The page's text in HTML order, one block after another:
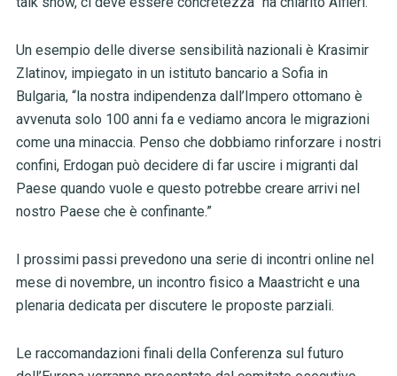
Un esempio delle diverse sensibilità nazionali è Krasimir
Zlatinov, impiegato in un istituto bancario a Sofia in
Bulgaria, “la nostra indipendenza dall’Impero ottomano è
avvenuta solo 100 anni fa e vediamo ancora le migrazioni
come una minaccia. Penso che dobbiamo rinforzare i nostri
confini, Erdogan può decidere di far uscire i migranti dal
Paese quando vuole e questo potrebbe creare arrivi nel
nostro Paese che è confinante.”
I prossimi passi prevedono una serie di incontri online nel
mese di novembre, un incontro fisico a Maastricht e una
plenaria dedicata per discutere le proposte parziali.
Le raccomandazioni finali della Conferenza sul futuro